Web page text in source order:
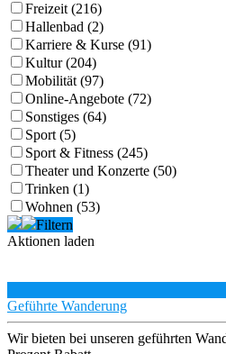
Freizeit (216)
Hallenbad (2)
Karriere & Kurse (91)
Kultur (204)
Mobilität (97)
Online-Angebote (72)
Sonstiges (64)
Sport (5)
Sport & Fitness (245)
Theater und Konzerte (50)
Trinken (1)
Wohnen (53)
Filtern
Aktionen laden
Geführte Wanderung
Wir bieten bei unseren geführten